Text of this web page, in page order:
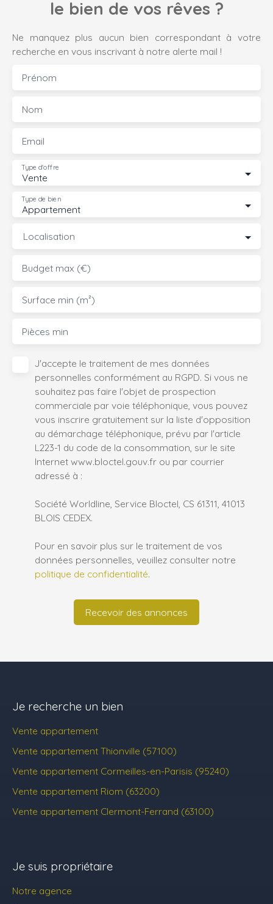
le bien de vos rêves ?
Ne manquez plus aucun bien correspondant à votre
recherche en vous inscrivant à notre alerte mail !
Prénom
Nom
Email
Vente
Type d'offre
Appartement
Type de bien
Localisation
Budget max (€)
Surface min (m²)
Pièces min
J'accepte le traitement de mes données
personnelles conformément au RGPD. Si vous ne
souhaitez pas faire l'objet de prospection
commerciale par voie téléphonique, vous pouvez
vous inscrire gratuitement sur la liste d'opposition
au démarchage téléphonique, prévu par l'article
L223-1 du code de la consommation, sur le site
Internet www.bloctel.gouv.fr ou par courrier
adressé à :
Société Worldline, Service Bloctel, CS 61311, 41013
BLOIS CEDEX.
Pour en savoir plus sur le traitement de vos
données personnelles, veuillez consulter notre
politique de confidentialité.
Recevoir des annonces
Je recherche un bien
Vente appartement
Vente appartement Thionville (57100)
Vente appartement Cormeilles-en-Parisis (95240)
Vente appartement Riom (63200)
Vente appartement Clermont-Ferrand (63100)
Je suis propriétaire
Notre agence